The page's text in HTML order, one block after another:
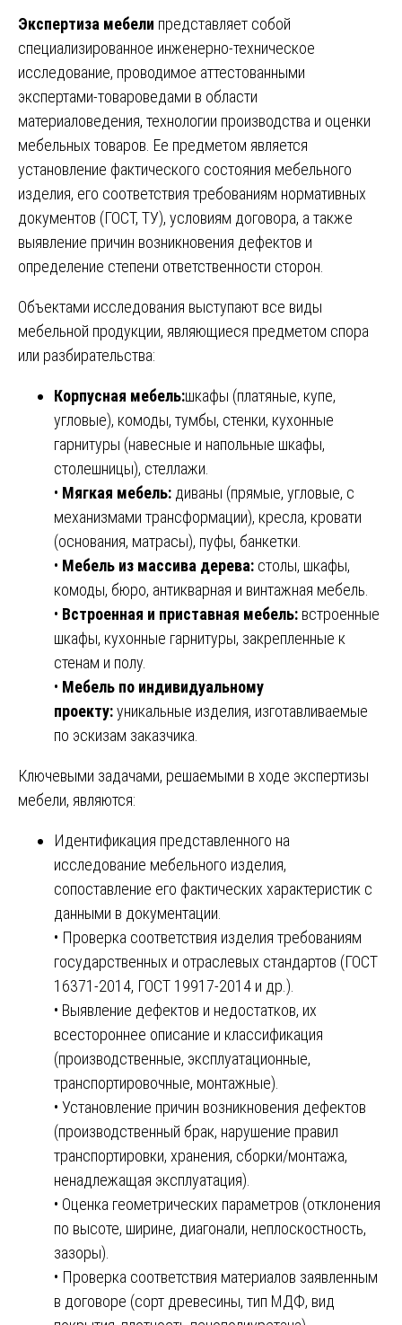
Экспертиза мебели представляет собой
специализированное инженерно-техническое
исследование, проводимое аттестованными
экспертами-товароведами в области
материаловедения, технологии производства и оценки
мебельных товаров. Ее предметом является
установление фактического состояния мебельного
изделия, его соответствия требованиям нормативных
документов (ГОСТ, ТУ), условиям договора, а также
выявление причин возникновения дефектов и
определение степени ответственности сторон.
Объектами исследования выступают все виды
мебельной продукции, являющиеся предметом спора
или разбирательства:
Корпусная мебель:шкафы (платяные, купе,
угловые), комоды, тумбы, стенки, кухонные
гарнитуры (навесные и напольные шкафы,
столешницы), стеллажи.
• Мягкая мебель: диваны (прямые, угловые, с
механизмами трансформации), кресла, кровати
(основания, матрасы), пуфы, банкетки.
• Мебель из массива дерева: столы, шкафы,
комоды, бюро, антикварная и винтажная мебель.
• Встроенная и приставная мебель: встроенные
шкафы, кухонные гарнитуры, закрепленные к
стенам и полу.
• Мебель по индивидуальному
проекту:уникальные изделия, изготавливаемые
по эскизам заказчика.
Ключевыми задачами, решаемыми в ходе экспертизы
мебели, являются:
Идентификация представленного на
исследование мебельного изделия,
сопоставление его фактических характеристик с
данными в документации.
• Проверка соответствия изделия требованиям
государственных и отраслевых стандартов (ГОСТ
16371-2014, ГОСТ 19917-2014 и др.).
• Выявление дефектов и недостатков, их
всестороннее описание и классификация
(производственные, эксплуатационные,
транспортировочные, монтажные).
• Установление причин возникновения дефектов
(производственный брак, нарушение правил
транспортировки, хранения, сборки/монтажа,
ненадлежащая эксплуатация).
• Оценка геометрических параметров (отклонения
по высоте, ширине, диагонали, неплоскостность,
зазоры).
• Проверка соответствия материалов заявленным
в договоре (сорт древесины, тип МДФ, вид